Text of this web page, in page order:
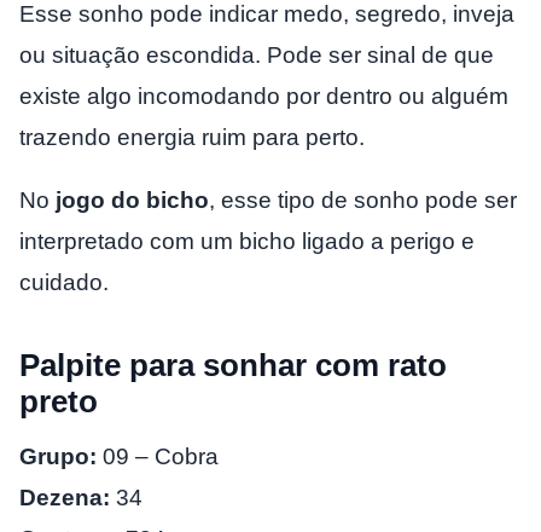
Esse sonho pode indicar medo, segredo, inveja
ou situação escondida. Pode ser sinal de que
existe algo incomodando por dentro ou alguém
trazendo energia ruim para perto.
No jogo do bicho, esse tipo de sonho pode ser
interpretado com um bicho ligado a perigo e
cuidado.
Palpite para sonhar com rato
preto
Grupo: 09 – Cobra
Dezena: 34